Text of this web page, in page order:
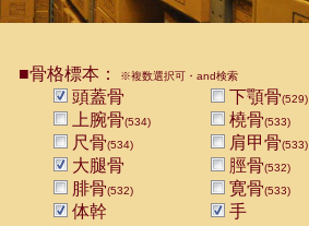
■骨格標本： ※複数選択可・and検索
頭蓋骨 下顎骨(529)
上腕骨(534) 橈骨(533)
尺骨(534) 肩甲骨(533)
大腿骨 脛骨(532)
腓骨(532) 寛骨(533)
体幹
手